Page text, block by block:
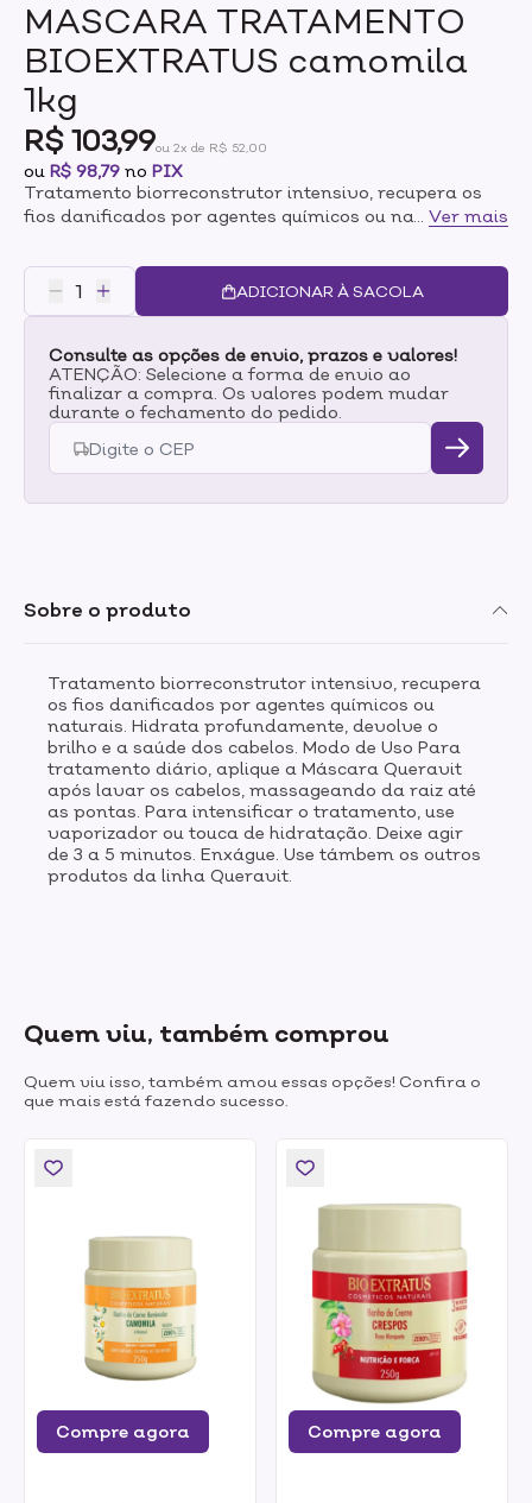
MASCARA TRATAMENTO
BIOEXTRATUS camomila
1kg
R$ 103,99ou 2x de R$ 52,00
ou R$ 98,79 no PIX
Tratamento biorreconstrutor intensivo, recupera os
fios danificados por agentes químicos ou naturais.
dos cabelos. Modo de Uso Para tratamento diário,
aplique a Máscara Queravit após lavar os cabelos,
massageando da raiz até as pontas. Para intensificar
hidratação. Deixe agir de 3 a 5 minutos. Enxágue. Use
támbem os outros produtos da linha Queravit.
Ver mais
ADICIONAR À SACOLA
Consulte as opções de envio, prazos e valores!
ATENÇÃO: Selecione a forma de envio ao
finalizar a compra. Os valores podem mudar
durante o fechamento do pedido.
Sobre o produto
Tratamento biorreconstrutor intensivo, recupera
os fios danificados por agentes químicos ou
naturais. Hidrata profundamente, devolve o
brilho e a saúde dos cabelos. Modo de Uso Para
tratamento diário, aplique a Máscara Queravit
após lavar os cabelos, massageando da raiz até
as pontas. Para intensificar o tratamento, use
vaporizador ou touca de hidratação. Deixe agir
de 3 a 5 minutos. Enxágue. Use támbem os outros
produtos da linha Queravit.
Quem viu, também comprou
Quem viu isso, também amou essas opções! Confira o
que mais está fazendo sucesso.
Compre agora Compre agora